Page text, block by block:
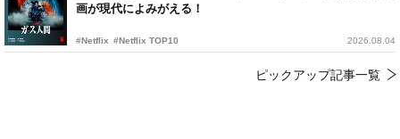
画が現代によみがえる！
#Netflix #Netflix TOP10 2026.08.04
ピックアップ記事一覧